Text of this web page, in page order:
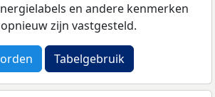
en andere kenmerken
zijn vastgesteld.
Tabelgebruik